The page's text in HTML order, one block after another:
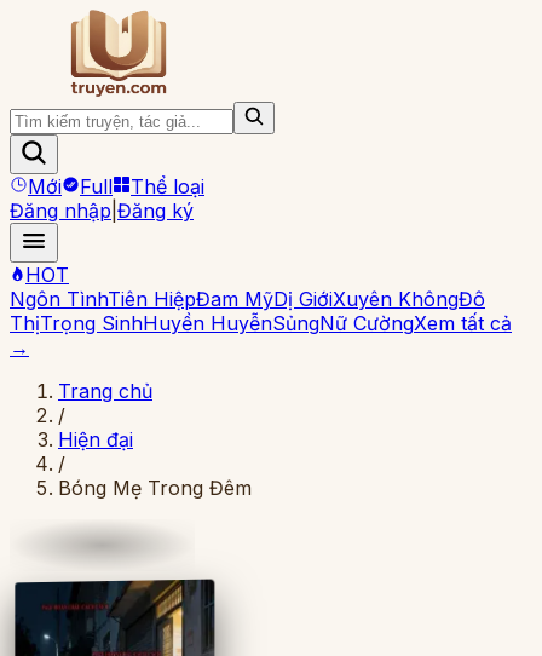
Mới Full
Thể loại
Đăng nhập Đăng ký
HOT
Ngôn TìnhTiên HiệpĐam MỹDị GiớiXuyên KhôngĐô
ThịTrọng SinhHuyền HuyễnSủngNữ CườngXem tất cả
→
Trang chủ
/
Hiện đại
/
Bóng Mẹ Trong Đêm